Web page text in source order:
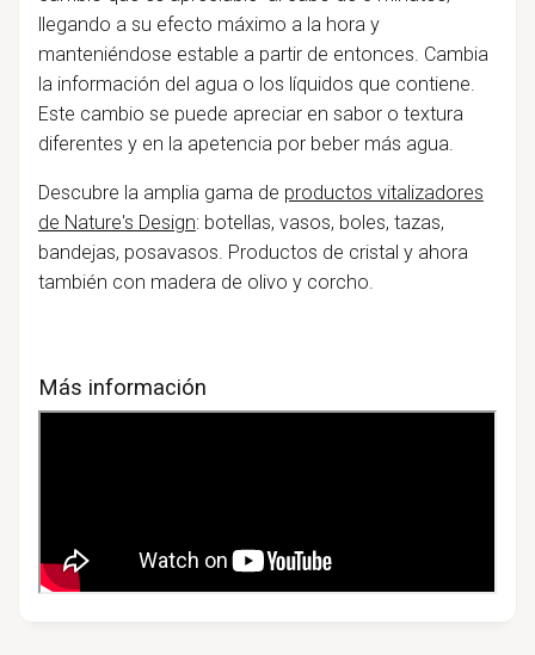
llegando a su efecto máximo a la hora y
manteniéndose estable a partir de entonces. Cambia
la información del agua o los líquidos que contiene.
Este cambio se puede apreciar en sabor o textura
diferentes y en la apetencia por beber más agua.
Descubre la amplia gama de productos vitalizadores
de Nature's Design: botellas, vasos, boles, tazas,
bandejas, posavasos. Productos de cristal y ahora
también con madera de olivo y corcho.
Más información